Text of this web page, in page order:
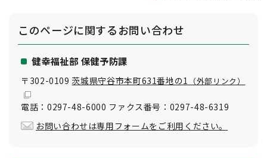
このページに関するお問い合わせ
健幸福祉部 保健予防課
〒302-0109茨城県守谷市本町631番地の1 （外部リンク）
電話：0297-48-6000 ファクス番号：0297-48-6319
お問い合わせは専用フォームをご利用ください。